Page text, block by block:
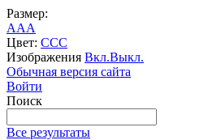
Размер:
AAA
Цвет: CCC
Изображения Вкл.Выкл.
Обычная версия сайта
Войти
Поиск
Все результаты